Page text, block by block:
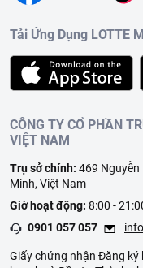
Tải Ứng Dụng LOTTE
CÔNG TY CỔ PHẦN
VIỆT NAM
Trụ sở chính: 469 Nguyễn
Minh, Việt Nam
Giờ hoạt động: 8:00 -
0901 057 057
Giấy chứng nhận Đăng ký